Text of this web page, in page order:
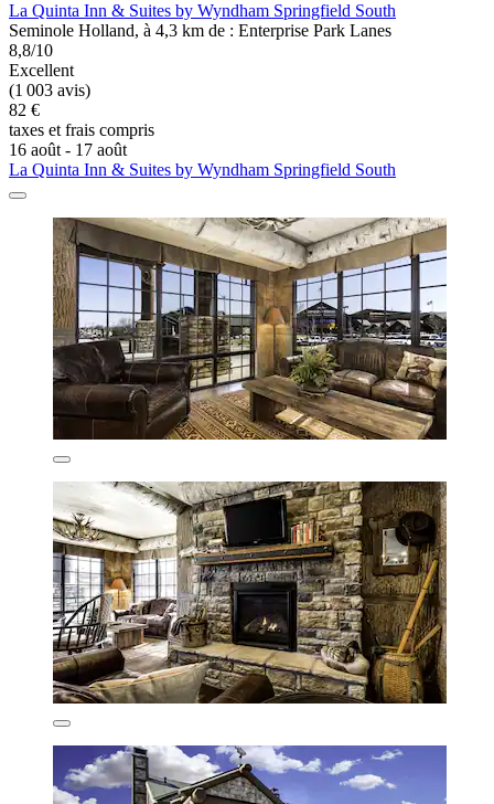
La Quinta Inn & Suites by Wyndham Springfield South
Seminole Holland, à 4,3 km de : Enterprise Park Lanes
8,8/10
Excellent
(1 003 avis)
82 €
taxes et frais compris
16 août - 17 août
La Quinta Inn & Suites by Wyndham Springfield South